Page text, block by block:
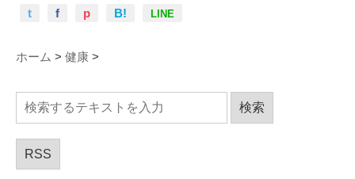
t f p B! LINE
ホーム > 健康 >
RSS